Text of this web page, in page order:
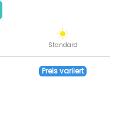
Standard
Preis variiert